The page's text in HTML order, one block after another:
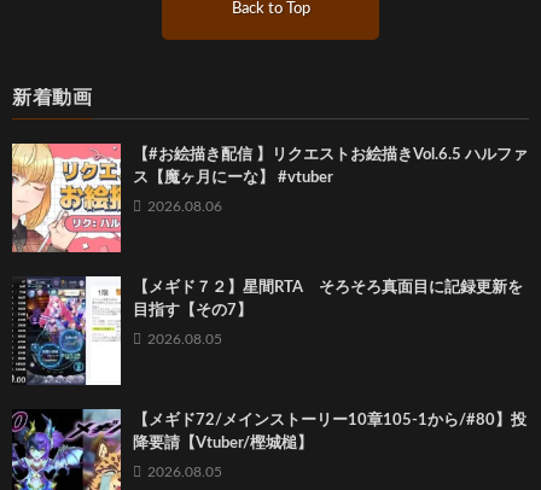
Back to Top
新着動画
【#お絵描き配信 】リクエストお絵描きVol.6.5 ハルファ
ス【魔ヶ月にーな】 #vtuber
2026.08.06
【メギド７２】星間RTA そろそろ真面目に記録更新を
目指す【その7】
2026.08.05
【メギド72/メインストーリー10章105-1から/#80】投
降要請【Vtuber/樫城槌】
2026.08.05